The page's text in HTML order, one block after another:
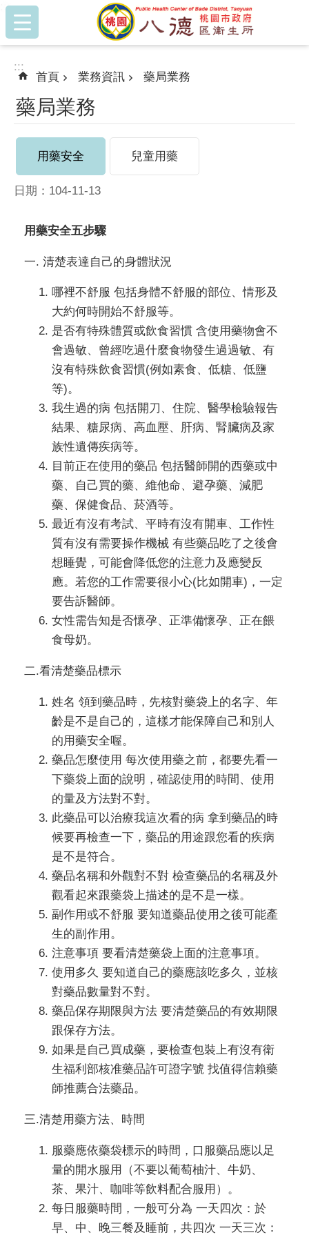
跳到主要內容區塊
:::
:::
首頁 業務資訊 藥局業務
藥局業務
用藥安全 兒童用藥
日期：104-11-13
用藥安全五步驟
一. 清楚表達自己的身體狀況
哪裡不舒服 包括身體不舒服的部位、情形及
大約何時開始不舒服等。
是否有特殊體質或飲食習慣 含使用藥物會不
會過敏、曾經吃過什麼食物發生過過敏、有
沒有特殊飲食習慣(例如素食、低糖、低鹽
等)。
我生過的病 包括開刀、住院、醫學檢驗報告
結果、糖尿病、高血壓、肝病、腎臟病及家
族性遺傳疾病等。
目前正在使用的藥品 包括醫師開的西藥或中
藥、自己買的藥、維他命、避孕藥、減肥
藥、保健食品、菸酒等。
最近有沒有考試、平時有沒有開車、工作性
質有沒有需要操作機械 有些藥品吃了之後會
想睡覺，可能會降低您的注意力及應變反
應。若您的工作需要很小心(比如開車)，一定
要告訴醫師。
女性需告知是否懷孕、正準備懷孕、正在餵
食母奶。
二.看清楚藥品標示
姓名 領到藥品時，先核對藥袋上的名字、年
齡是不是自己的，這樣才能保障自己和別人
的用藥安全喔。
藥品怎麼使用 每次使用藥之前，都要先看一
下藥袋上面的說明，確認使用的時間、使用
的量及方法對不對。
此藥品可以治療我這次看的病 拿到藥品的時
候要再檢查一下，藥品的用途跟您看的疾病
是不是符合。
藥品名稱和外觀對不對 檢查藥品的名稱及外
觀看起來跟藥袋上描述的是不是一樣。
副作用或不舒服 要知道藥品使用之後可能產
生的副作用。
注意事項 要看清楚藥袋上面的注意事項。
使用多久 要知道自己的藥應該吃多久，並核
對藥品數量對不對。
藥品保存期限與方法 要清楚藥品的有效期限
跟保存方法。
如果是自己買成藥，要檢查包裝上有沒有衛
生福利部核准藥品許可證字號 找值得信賴藥
師推薦合法藥品。
三.清楚用藥方法、時間
服藥應依藥袋標示的時間，口服藥品應以足
量的開水服用（不要以葡萄柚汁、牛奶、
茶、果汁、咖啡等飲料配合服用）。
每日服藥時間，一般可分為 一天四次：於
早、中、晚三餐及睡前，共四次 一天三次：